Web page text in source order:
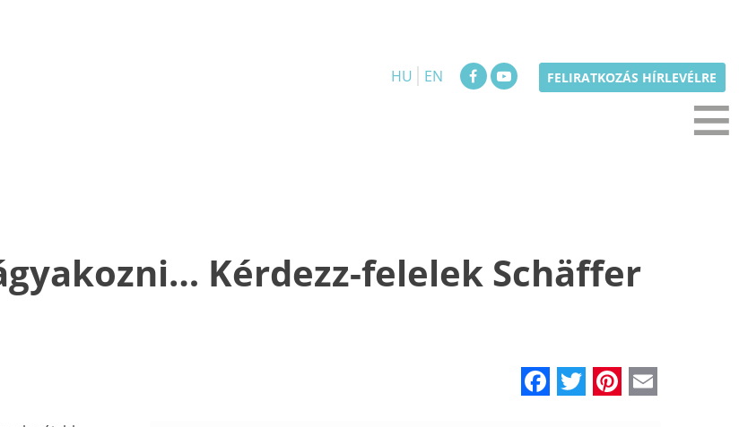
HU EN FELIRATKOZÁS HÍRLEVÉLRE
≡
Kérdezz-felelek Schäffer
Facebook
Twitter